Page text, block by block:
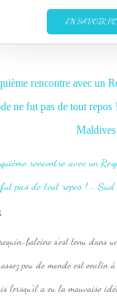
EN SAVOIR
rencontre avec un
ne fut pas de tout
Maldives
baleine s'est tenu dans
peu de monde est enclin à
lorsqu'il a eu la mauvaise